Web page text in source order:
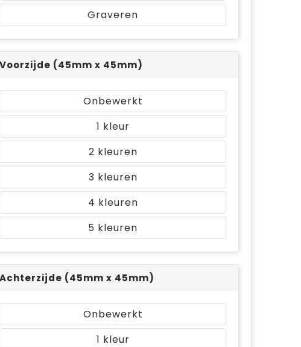
Graveren
Voorzijde (45mm x 45mm)
Onbewerkt
1
2
3
4
5
Achterzijde (45mm x 45mm)
Onbewerkt
1